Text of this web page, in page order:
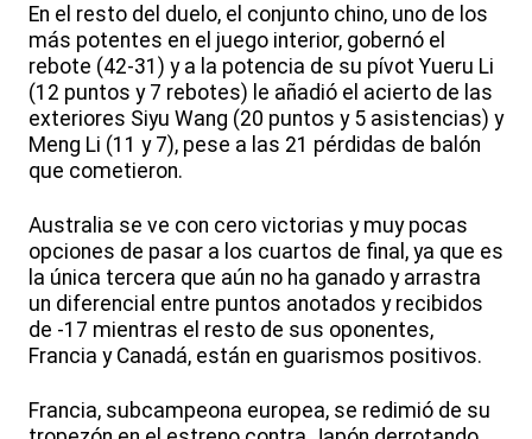
En el resto del duelo, el conjunto chino, uno de los
más potentes en el juego interior, gobernó el
rebote (42-31) y a la potencia de su pívot Yueru Li
(12 puntos y 7 rebotes) le añadió el acierto de las
exteriores Siyu Wang (20 puntos y 5 asistencias) y
Meng Li (11 y 7), pese a las 21 pérdidas de balón
que cometieron.
Australia se ve con cero victorias y muy pocas
opciones de pasar a los cuartos de final, ya que es
la única tercera que aún no ha ganado y arrastra
un diferencial entre puntos anotados y recibidos
de -17 mientras el resto de sus oponentes,
Francia y Canadá, están en guarismos positivos.
Francia, subcampeona europea, se redimió de su